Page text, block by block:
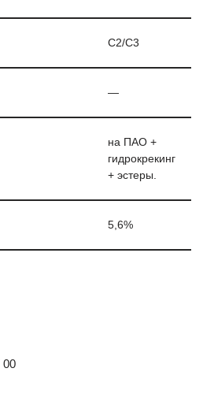
C2/C3
—
на ПАО +
гидрокрекинг
+ эстеры.
5,6%
00